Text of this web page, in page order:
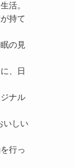
活。
持て
の見
、日
ナル
いしい
行っ